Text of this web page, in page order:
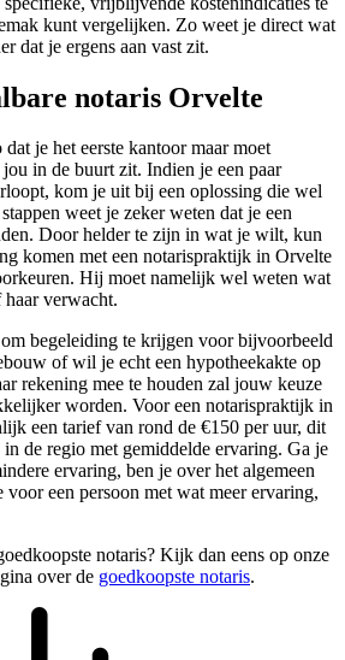
kunt vergelijken. Zo weet je direct wat
dat je ergens aan vast zit.
notaris Orvelte
je het eerste kantoor maar moet
in de buurt zit. Indien je een paar
kom je uit bij een oplossing die wel
weet je zeker weten dat je een
Door helder te zijn in wat je wilt, kun
komen met een notarispraktijk in Orvelte
Hij moet namelijk wel weten wat
verwacht.
begeleiding te krijgen voor bijvoorbeeld
of wil je echt een hypotheekakte op
rekening mee te houden zal jouw keuze
worden. Voor een notarispraktijk in
een tarief van rond de €150 per uur, dit
de regio met gemiddelde ervaring. Ga je
ervaring, ben je over het algemeen
een persoon met wat meer ervaring,
notaris? Kijk dan eens op onze
over de goedkoopste notaris.